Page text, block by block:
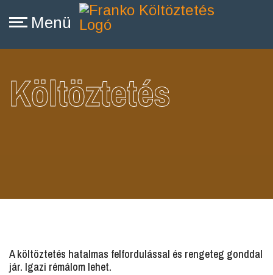
Költöztetés
A költöztetés hatalmas felfordulással és rengeteg gonddal
jár. Igazi rémálom lehet.